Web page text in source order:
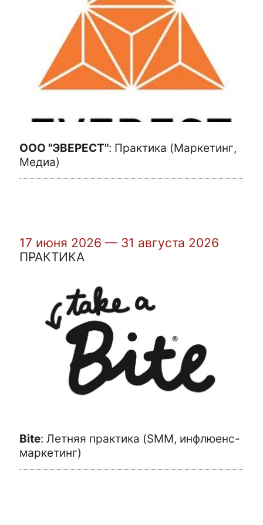
ООО "ЭВЕРЕСТ": Практика (Маркетинг,
Медиа)
17 июня 2026 — 31 августа 2026
ПРАКТИКА
Bite: Летняя практика (SMM, инфлюенс-
маркетинг)